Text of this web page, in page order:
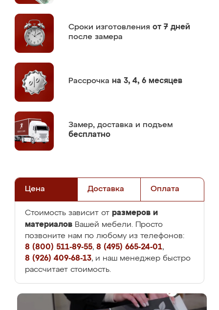
Сроки изготовления от 7 дней
после замера
Рассрочка на 3, 4, 6 месяцев
Замер, доставка и подъем
бесплатно
Цена Доставка Оплата
Стоимость зависит от размеров и
материалов Вашей мебели. Просто
позвоните нам по любому из телефонов:
8 (800) 511-89-55, 8 (495) 665-24-01,
8 (926) 409-68-13, и наш менеджер быстро
рассчитает стоимость.